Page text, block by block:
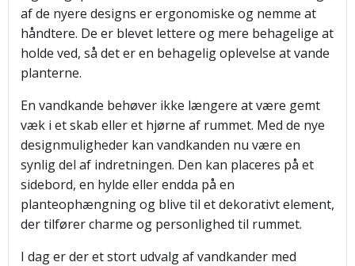
af de nyere designs er ergonomiske og nemme at
håndtere. De er blevet lettere og mere behagelige at
holde ved, så det er en behagelig oplevelse at vande
planterne.
En vandkande behøver ikke længere at være gemt
væk i et skab eller et hjørne af rummet. Med de nye
designmuligheder kan vandkanden nu være en
synlig del af indretningen. Den kan placeres på et
sidebord, en hylde eller endda på en
planteophængning og blive til et dekorativt element,
der tilfører charme og personlighed til rummet.
I dag er der et stort udvalg af vandkander med